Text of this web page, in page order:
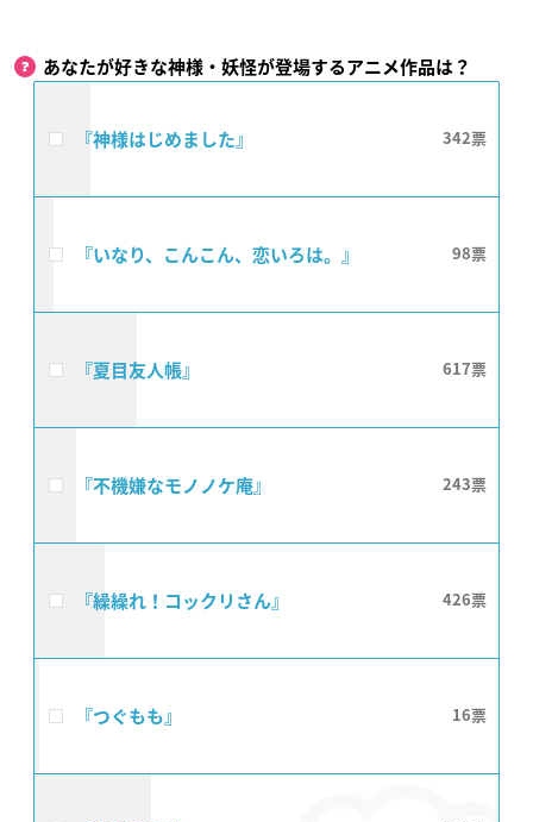
あなたが好きな神様・妖怪が登場するアニメ作品は？
『神様はじめました』 342
『いなり、こんこん、恋いろは。』 98
『夏目友人帳』 617
『不機嫌なモノノケ庵』 243
『繰繰れ！コックリさん』 426
『つぐもも』 16